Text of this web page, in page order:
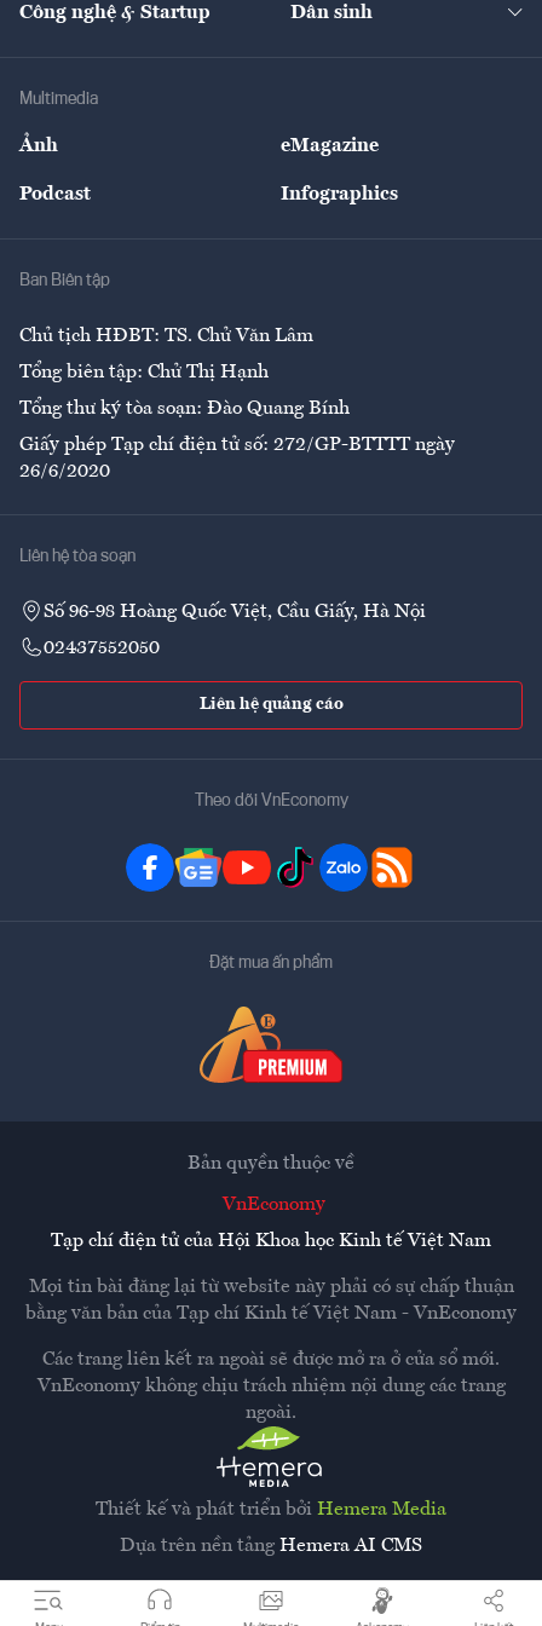
Tư vấn Nông sản
Giải trí
Công nghệ & Startup Dân sinh
Multimedia
Ảnh eMagazine
Podcast Infographics
Ban Biên tập
Chủ tịch HĐBT: TS. Chử Văn Lâm
Tổng biên tập: Chử Thị Hạnh
Tổng thư ký tòa soạn: Đào Quang Bính
Giấy phép Tạp chí điện tử số: 272/GP-BTTTT ngày
26/6/2020
Liên hệ tòa soạn
Số 96-98 Hoàng Quốc Việt, Cầu Giấy, Hà Nội
02437552050
Liên hệ quảng cáo
Theo dõi VnEconomy
Đặt mua ấn phẩm
Thiết kế và phát triển bởi Hemera Media
Dựa trên nền tảng Hemera AI CMS
Bản quyền thuộc về
VnEconomy
Tạp chí điện tử của Hội Khoa học Kinh tế Việt Nam
Mọi tin bài đăng lại từ website này phải có sự chấp thuận
bằng văn bản của Tạp chí Kinh tế Việt Nam - VnEconomy
Các trang liên kết ra ngoài sẽ được mở ra ở cửa sổ mới.
VnEconomy không chịu trách nhiệm nội dung các trang
ngoài.